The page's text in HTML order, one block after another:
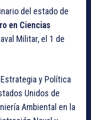
del estado de
en Ciencias
Militar, el 1 de
y Política
Unidos de
Ambiental en la